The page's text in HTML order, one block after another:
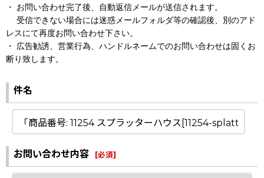
・ お問い合わせ完了後、自動返信メールが送信されます。
受信できない場合には迷惑メールフォルダ等の確認後、別のアド
レスにて再度お問い合わせ下さい。
・ 広告勧誘、営業行為、ハンドルネームでのお問い合わせは固くお
断り致します。
件名
お問い合わせ内容 [必須]